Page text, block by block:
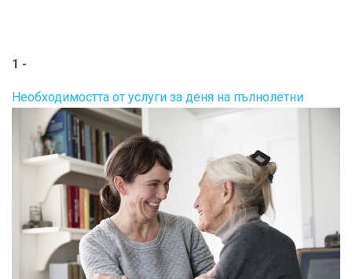
1 -
Необходимостта от услуги за деня на пълнолетни